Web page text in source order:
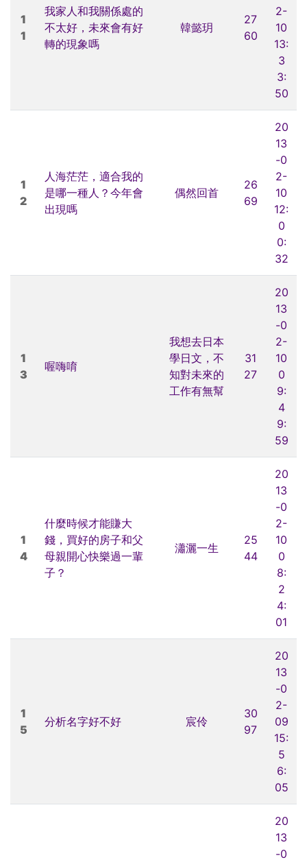
1
1
我家人和我關係處的
不太好，未來會有好
轉的現象嗎
韓懿玥
27
60
2-
10
13:
3
3:
50
1
2
人海茫茫，適合我的
是哪一種人？今年會
出現嗎
偶然回首
26
69
20
13
-0
2-
10
12:
0
0:
32
1
3
喔嗨唷
我想去日本
學日文，不
知對未來的
工作有無幫
31
27
20
13
-0
2-
10
0
9:
4
9:
59
1
4
什麼時候才能賺大
錢，買好的房子和父
母親開心快樂過一輩
子？
瀟灑一生
25
44
20
13
-0
2-
10
0
8:
2
4:
01
1
5
分析名字好不好 宸伶
30
97
20
13
-0
2-
09
15:
5
6:
05
20
13
-0